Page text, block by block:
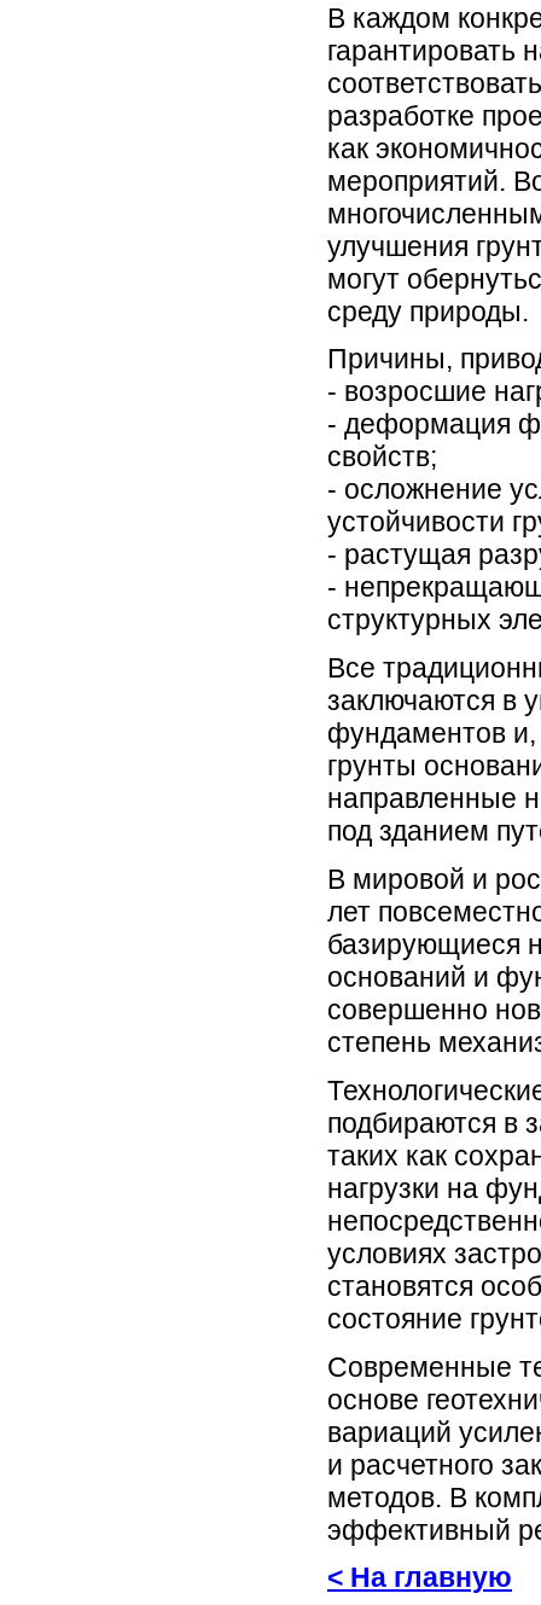
В каждом
гарантировать
разработке
как
мероприятий.
улучшения
могут
среду природы.
Причины,
- возросшие
- деформация
свойств;
- осложнение
устойчивости
- растущая
-
структурных
Все
заключаются в
фундаментов и,
грунты
направленные
под зданием
В мировой и
лет
базирующиеся
оснований и
совершенно
степень
подбираются в
таких как
нагрузки на
условиях
становятся
состояние
Современные
основе
вариаций
и расчетного
методов. В
эффективный
< На главную